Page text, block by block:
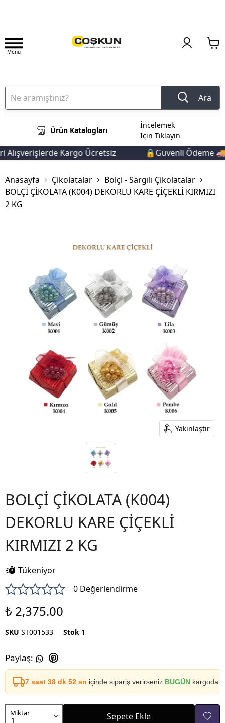
Menu
Ara
Ürün Katalogları
İncelemek
İçin Tıklayın
Kargo Ücretsiz 🔒Güvenli Ödeme
Anasayfa Çikolatalar
Bolçi - Sargılı Çikolatalar
BOLÇİ ÇİKOLATA (K004) DEKORLU KARE ÇİÇEKLİ KIRMIZI
2 KG
Yakınlaştır
BOLÇİ ÇİKOLATA (K004)
DEKORLU KARE ÇİÇEKLİ
KIRMIZI 2 KG
Tükeniyor
0 Değerlendirme
₺ 2,375.00
SKU ST001533 Stok 1
Paylaş:
7 saat 38 dk 52 sn içinde sipariş verirseniz BUGÜN kargoda
Miktar Sepete Ekle